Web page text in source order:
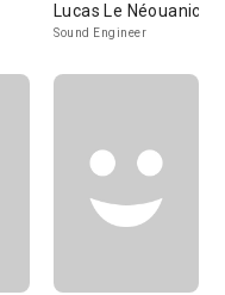
Lucas Le Néouanic
Sound Engineer